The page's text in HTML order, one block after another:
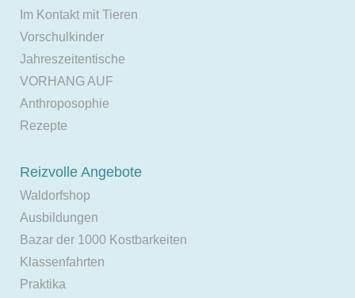
Im Kontakt mit Tieren
Vorschulkinder
Jahreszeitentische
VORHANG AUF
Anthroposophie
Rezepte
Reizvolle Angebote
Waldorfshop
Ausbildungen
Bazar der 1000 Kostbarkeiten
Klassenfahrten
Praktika